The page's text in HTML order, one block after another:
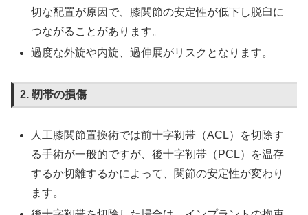
切な配置が原因で、膝関節の安定性が低下し脱臼に
つながることがあります。
過度な外旋や内旋、過伸展がリスクとなります。
2. 靭帯の損傷
人工膝関節置換術では前十字靭帯（ACL）を切除す
る手術が一般的ですが、後十字靭帯（PCL）を温存
するか切離するかによって、関節の安定性が変わり
ます。